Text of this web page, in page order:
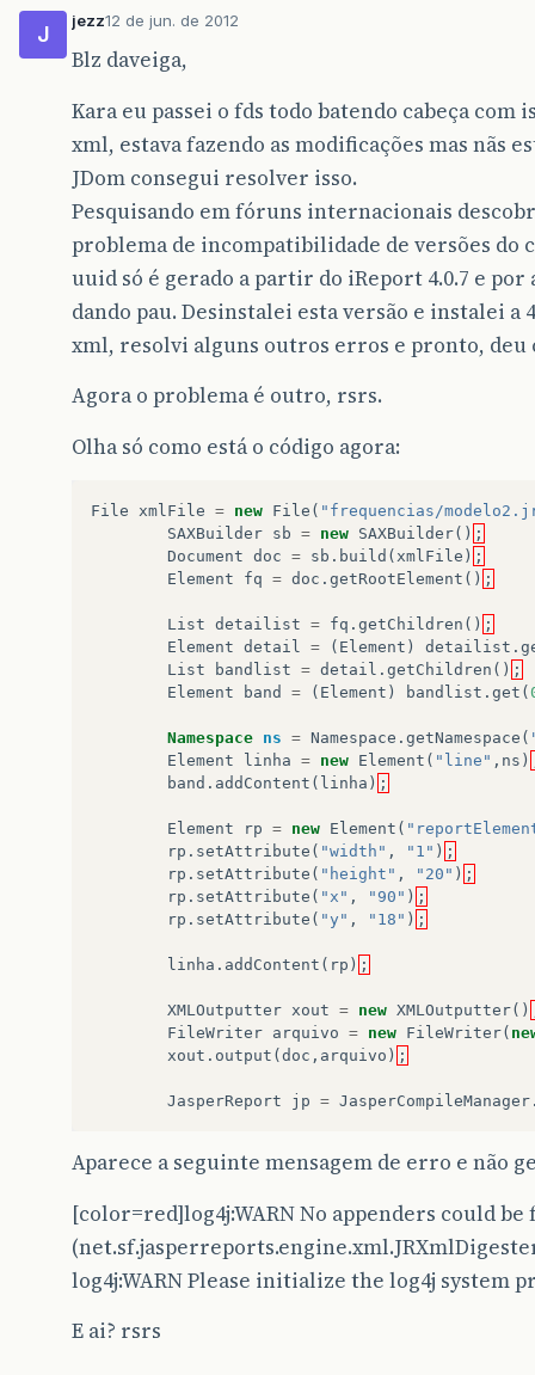
J
jezz12 de jun. de 2012
Blz daveiga,
Kara eu passei o fds todo batendo cabeça com
xml, estava fazendo as modificações mas nãs
JDom consegui resolver isso.
Pesquisando em fóruns internacionais
problema de incompatibilidade de versões
uuid só é gerado a partir do iReport 4.0.7 e
dando pau. Desinstalei esta versão e instalei
xml, resolvi alguns outros erros e pronto, deu
Agora o problema é outro, rsrs.
Olha só como está o código agora:
File xmlFile = new File ( "frequencias/
SAXBuilder sb = new SAXBuilder() ;
Document doc = sb . build ( xmlFile ) ;
Element
fq = doc . getRootElement () ;
List detailist = fq . getChildren () ;
Element detail = ( Element ) detailist .
List
bandlist = detail . getChildren () ;
Element
band = ( Element ) bandlist . get (
Namespace ns = Namespace . getNamespace (
Element
linha = new Element ( "line" , ns )
band . addContent ( linha ) ;
Element rp = new Element (
rp . setAttribute ( "width" , "1" ) ;
rp . setAttribute ( "height" , "20" ) ;
rp . setAttribute ( "x" , "90" ) ;
rp . setAttribute ( "y" , "18" ) ;
linha . addContent ( rp ) ;
XMLOutputter xout = new XMLOutputter()
FileWriter arquivo = new FileWriter(
xout . output ( doc , arquivo ) ;
JasperReport jp = JasperCompileManager
Aparece a seguinte mensagem de erro e não
[color=red]log4j:WARN No appenders could
log4j:WARN Please initialize the log4j system
E ai? rsrs